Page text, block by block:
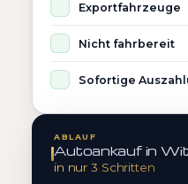
Exportfahrzeuge
Nicht fahrbereit
Sofortige
ABLAUF
Autoankauf in
in nur 3 Schritten